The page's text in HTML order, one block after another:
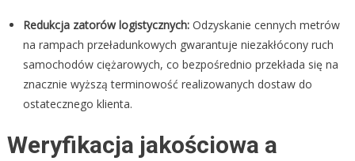
Redukcja zatorów logistycznych:Odzyskanie cennych metrów
na rampach przeładunkowych gwarantuje niezakłócony ruch
samochodów ciężarowych, co bezpośrednio przekłada się na
znacznie wyższą terminowość realizowanych dostaw do
ostatecznego klienta.
Weryfikacja jakościowa a